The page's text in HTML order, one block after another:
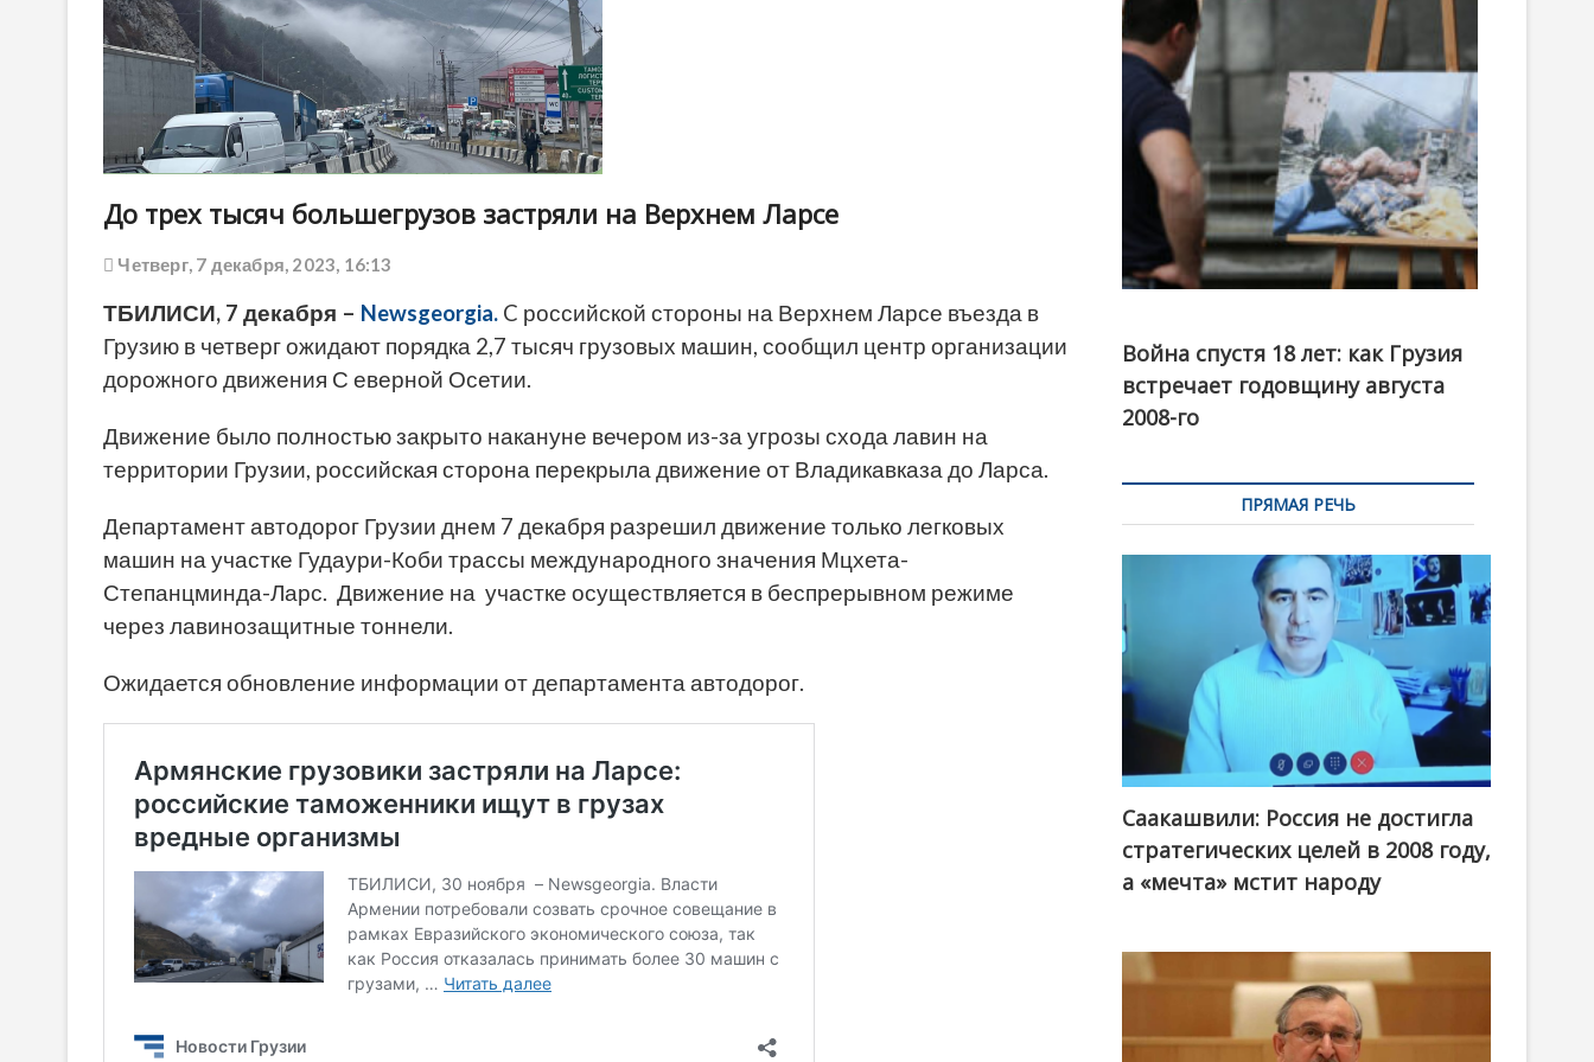
o
n
До трех тысяч большегрузов застряли на Верхнем Ларсе
Четверг, 7 декабря, 2023, 16:13
ТБИЛИСИ, 7 декабря – Newsgeorgia. C российской стороны на Верхнем Ларсе въезда в
Грузию в четверг ожидают порядка 2,7 тысяч грузовых машин, сообщил центр организации
дорожного движения С еверной Осетии.
Движение было полностью закрыто накануне вечером из-за угрозы схода лавин на
территории Грузии, российская сторона перекрыла движение от Владикавказа до Ларса.
Департамент автодорог Грузии днем 7 декабря разрешил движение только легковых
машин на участке Гудаури-Коби трассы международного значения Мцхета-
Степанцминда-Ларс. Движение на участке осуществляется в беспрерывном режиме
через лавинозащитные тоннели.
Ожидается обновление информации от департамента автодорог.
канал
Война спустя 18 лет: как Грузия
встречает годовщину августа
2008-го
ПРЯМАЯ РЕЧЬ
Саакашвили: Россия не достигла
стратегических целей в 2008 году,
а «мечта» мстит народу